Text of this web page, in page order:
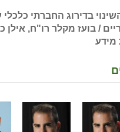
בדירוג החברתי כלכלי
/ בועז מקלר רו"ח, אילן
מידע